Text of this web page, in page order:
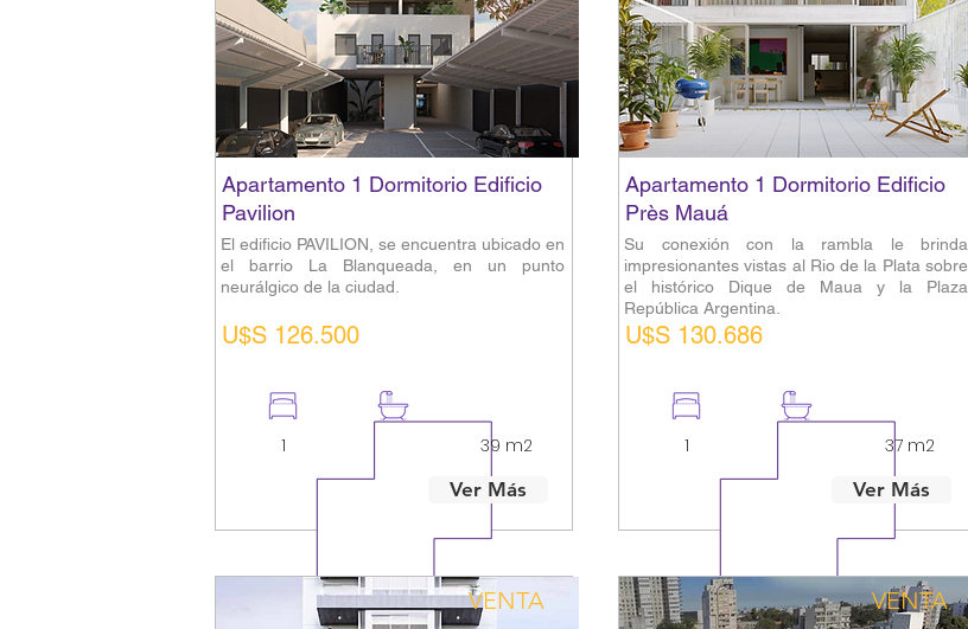
Apartamento 1 Dormitorio Edificio
Pavilion
El edificio PAVILION, se encuentra ubicado en
el barrio La Blanqueada, en un punto
neurálgico de la ciudad.
U$S 126.500
1
39 m2
Ver Más
VENTA
Apartamento 1 Dormitorio Edificio
Près Mauá
Su conexión con la rambla le brinda
impresionantes vistas al Rio de la Plata sobre
el histórico Dique de Maua y la Plaza
República Argentina.
U$S 130.686
1
37 m2
Ver Más
VENTA